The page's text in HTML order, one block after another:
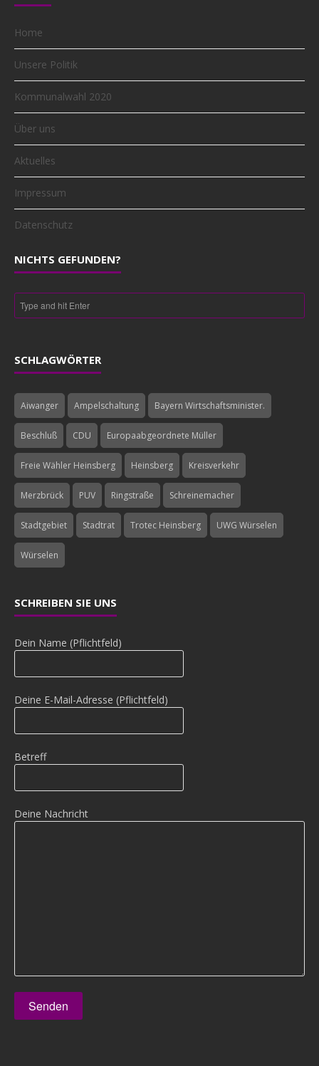
Home
Unsere Politik
Kommunalwahl 2020
Über uns
Aktuelles
Impressum
Datenschutz
NICHTS GEFUNDEN?
SCHLAGWÖRTER
Aiwanger Ampelschaltung Bayern Wirtschaftsminister.
Beschluß CDU Europaabgeordnete Müller
Freie Wähler Heinsberg Heinsberg Kreisverkehr
Merzbrück PUV Ringstraße Schreinemacher
Stadtgebiet Stadtrat Trotec Heinsberg UWG Würselen
Würselen
SCHREIBEN SIE UNS
Dein Name (Pflichtfeld)
Deine E-Mail-Adresse (Pflichtfeld)
Betreff
Deine Nachricht